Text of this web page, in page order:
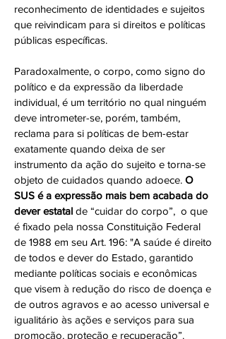
reconhecimento de identidades e sujeitos
que reivindicam para si direitos e políticas
públicas específicas.
Paradoxalmente, o corpo, como signo do
político e da expressão da liberdade
individual, é um território no qual ninguém
deve intrometer-se, porém, também,
reclama para si políticas de bem-estar
exatamente quando deixa de ser
instrumento da ação do sujeito e torna-se
objeto de cuidados quando adoece. O
SUS é a expressão mais bem acabada do
dever estatal de “cuidar do corpo”, o que
é fixado pela nossa Constituição Federal
de 1988 em seu Art. 196: "A saúde é direito
de todos e dever do Estado, garantido
mediante políticas sociais e econômicas
que visem à redução do risco de doença e
de outros agravos e ao acesso universal e
igualitário às ações e serviços para sua
promoção, proteção e recuperação”.